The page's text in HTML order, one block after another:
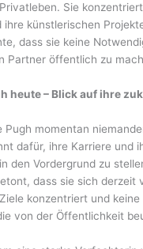
Sie
ihre künstlerischen
dass sie keine
Partner öffentlich zu
heute – Blick auf ihre
Pugh momentan
dafür, ihre Karriere und
den Vordergrund zu
dass sie sich derzeit
konzentriert und
von der Öffentlichkeit